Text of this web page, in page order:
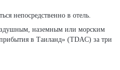
непосредственно в отель.
наземным или морским
в Таиланд» (TDAC) за три